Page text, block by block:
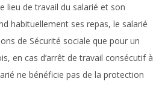
lieu de travail du salarié et son
habituellement ses repas, le salarié
de Sécurité sociale que pour un
en cas d’arrêt de travail consécutif à
ne bénéficie pas de la protection